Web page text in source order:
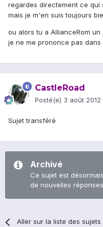
regardes directement ce qui
mais je m'en suis toujours
ou alors tu a AllianceRom
je ne me prononce pas dans
CastleRoad
Posté(e) 3 août 2012
Sujet transféré
Archivé
Ce sujet est
de nouvelles
Aller sur la liste des sujets